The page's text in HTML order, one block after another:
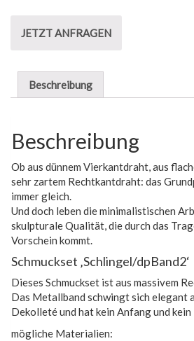
JETZT ANFRAGEN
Beschreibung
Beschreibung
Ob aus dünnem Vierkantdraht, aus
sehr zartem Rechtkantdraht: das
immer gleich.
Und doch leben die minimalistischen
skulpturale Qualität, die durch das
Vorschein kommt.
Schmuckset ‚Schlingel/dpBand2‘
Dieses Schmuckset ist aus massivem
Das Metallband schwingt sich elegant
Dekolleté und hat kein Anfang und kein
mögliche Materialien: